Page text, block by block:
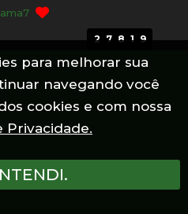
27819
para melhorar sua
navegando você
cookies e com nossa
Privacidade.